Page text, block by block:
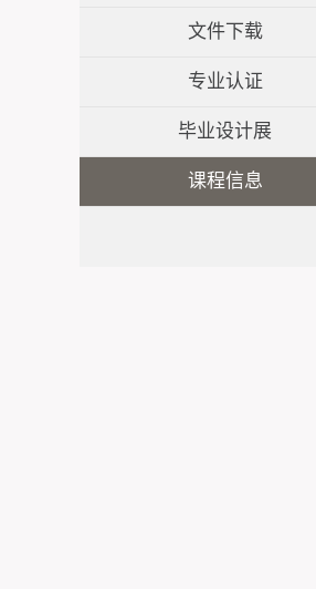
文件下载
专业认证
毕业设计展
课程信息